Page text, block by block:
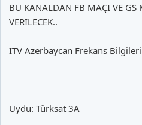
BU KANALDAN FB MAÇI VE GS
VERİLECEK..
ITV Azerbaycan Frekans
Uydu: Türksat 3A